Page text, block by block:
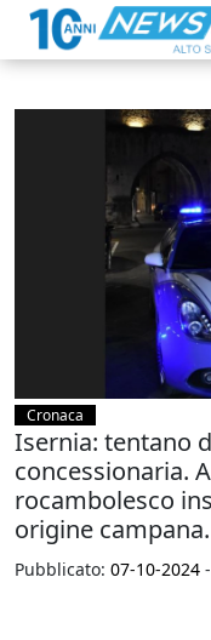
Cronaca
Isernia: tentano
concessionaria.
rocambolesco
origine campana.
Pubblicato: 07-10-2024 -